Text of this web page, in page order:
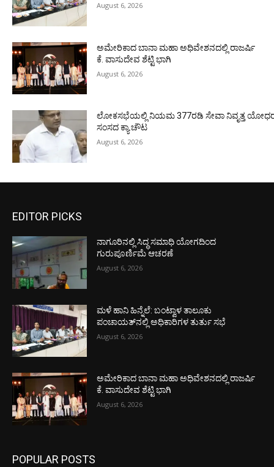
August 6, 2026
ಅಮೇರಿಕಾದ ಬಾನಾ ಮಹಾ ಅಧಿವೇಶನದಲ್ಲಿ ರಾಜರ್ಷಿ
ಕೆ. ವಾಸುದೇವ ಶೆಟ್ಟಿ ಭಾಗಿ
August 6, 2026
ಲೋಕಸಭೆಯಲ್ಲಿ ನಿಯಮ 377ರಡಿ ಸೇವಾ ನಿವೃತ್ತ
ಸಂಸದ ಕ್ಯಾ.ಚೌಟ
August 6, 2026
EDITOR PICKS
ನಾಗೂರಿನಲ್ಲಿ ಸಿದ್ಧ ಸಮಾಧಿ ಯೋಗದಿಂದ
ಗುರುಪೂರ್ಣಿಮೆ ಆಚರಣೆ
August 6, 2026
ಮಳೆ ಹಾನಿ ಹಿನ್ನೆಲೆ: ಬಂಟ್ವಾಳ ತಾಲೂಕು
ಪಂಚಾಯತ್‌ನಲ್ಲಿ ಅಧಿಕಾರಿಗಳ ತುರ್ತು ಸಭೆ
August 6, 2026
ಅಮೇರಿಕಾದ ಬಾನಾ ಮಹಾ ಅಧಿವೇಶನದಲ್ಲಿ ರಾಜರ್ಷಿ
ಕೆ. ವಾಸುದೇವ ಶೆಟ್ಟಿ ಭಾಗಿ
August 6, 2026
POPULAR POSTS